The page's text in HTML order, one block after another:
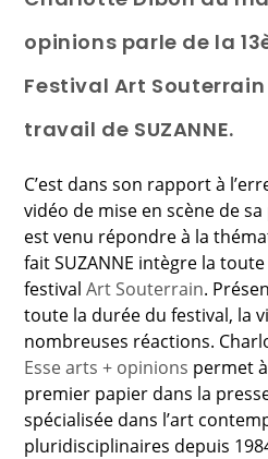
opinions parle de la
Festival Art
travail de SUZANNE.
C’est dans son rapport à
vidéo de mise en scène de
est venu répondre à la
fait SUZANNE intègre la
festivalArt Souterrain.
toute la durée du festival, la
nombreuses réactions.
Esse arts + opinions permet
premier papier dans la
spécialisée dans l’art
pluridisciplinaires depuis